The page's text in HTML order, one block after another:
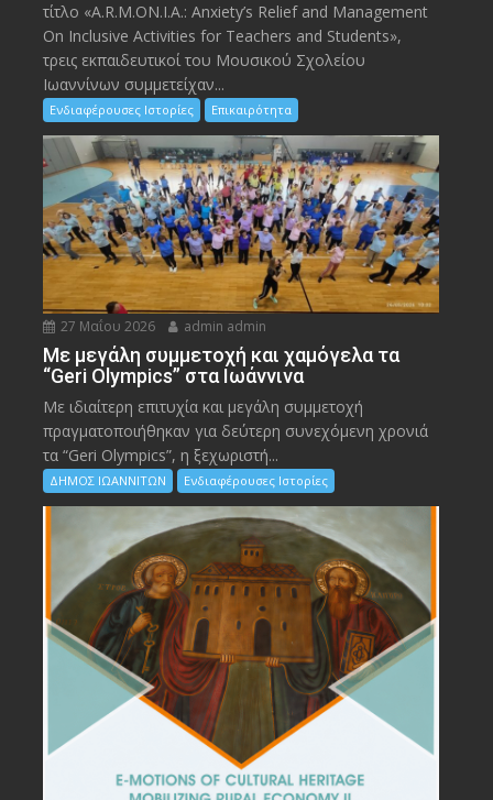
τίτλο «A.R.M.ON.I.A.: Anxiety’s Relief and Management
On Inclusive Activities for Teachers and Students»,
τρεις εκπαιδευτικοί του Μουσικού Σχολείου
Ιωαννίνων συμμετείχαν...
Ενδιαφέρουσες Ιστορίες Επικαιρότητα
27 Μαΐου 2026 admin admin
Με μεγάλη συμμετοχή και χαμόγελα τα
“Geri Olympics” στα Ιωάννινα
Με ιδιαίτερη επιτυχία και μεγάλη συμμετοχή
πραγματοποιήθηκαν για δεύτερη συνεχόμενη χρονιά
τα “Geri Olympics”, η ξεχωριστή...
ΔΗΜΟΣ ΙΩΑΝΝΙΤΩΝ Ενδιαφέρουσες Ιστορίες